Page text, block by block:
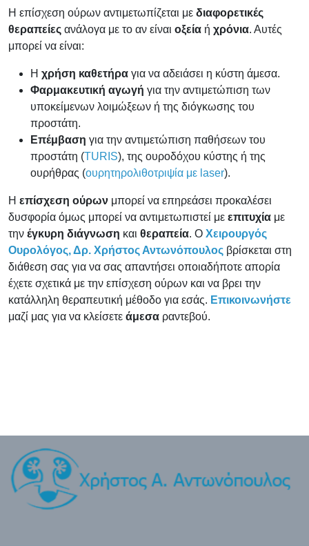
Η επίσχεση ούρων αντιμετωπίζεται με διαφορετικές
θεραπείες ανάλογα με το αν είναι οξεία ή χρόνια. Αυτές
μπορεί να είναι:
Η χρήση καθετήρα για να αδειάσει η κύστη άμεσα.
Φαρμακευτική αγωγή για την αντιμετώπιση των
υποκείμενων λοιμώξεων ή της διόγκωσης του
προστάτη.
Επέμβαση για την αντιμετώπιση παθήσεων του
προστάτη (TURIS), της ουροδόχου κύστης ή της
ουρήθρας (ουρητηρολιθοτριψία με laser).
Η επίσχεση ούρων μπορεί να επηρεάσει προκαλέσει
δυσφορία όμως μπορεί να αντιμετωπιστεί με επιτυχία με
την έγκυρη διάγνωση και θεραπεία. Ο Χειρουργός
Ουρολόγος, Δρ. Χρήστος Αντωνόπουλος βρίσκεται στη
διάθεση σας για να σας απαντήσει οποιαδήποτε απορία
έχετε σχετικά με την επίσχεση ούρων και να βρει την
κατάλληλη θεραπευτική μέθοδο για εσάς. Επικοινωνήστε
μαζί μας για να κλείσετε άμεσα ραντεβού.